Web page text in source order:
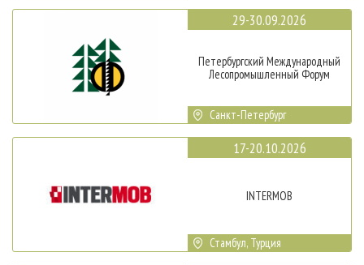
29-30.09.2026
Петербургский Международный
Лесопромышленный Форум
Санкт-Петербург
17-20.10.2026
INTERMOB
Стамбул, Турция